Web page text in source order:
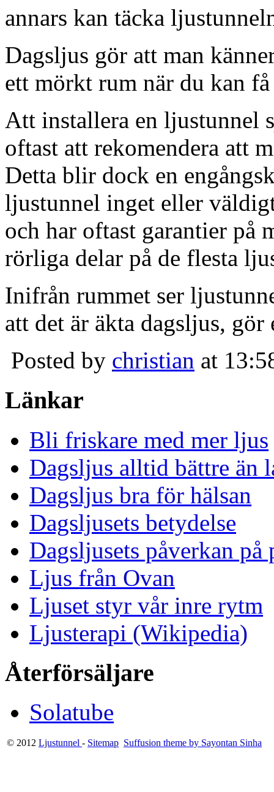
annars kan täcka
Dagsljus gör att man
ett mörkt rum när du kan
Att installera en ljustunnel
oftast att rekomendera att
Detta blir dock en
ljustunnel inget eller
och har oftast garantier på
rörliga delar på de flesta
Inifrån rummet ser
att det är äkta dagsljus,
Posted by christian at
Länkar
Bli friskare med mer ljus
Dagsljus alltid bättre än
Dagsljus bra för hälsan
Dagsljusets betydelse
Dagsljusets påverkan på
Ljus från Ovan
Ljuset styr vår inre rytm
Ljusterapi (Wikipedia)
Återförsäljare
Solatube
© 2012 Ljustunnel - Sitemap Suffusion theme by Sayontan Sinha